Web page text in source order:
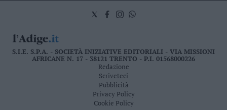
S.I.E. S.P.A. - SOCIETÀ INIZIATIVE EDITORIALI - VIA MISSIONI
AFRICANE N. 17 - 38121 TRENTO - P.I. 01568000226
Redazione
Scriveteci
Pubblicità
Privacy Policy
Cookie Policy